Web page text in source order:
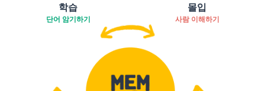
학습
단어 암기하기
몰입
사람 이해하기